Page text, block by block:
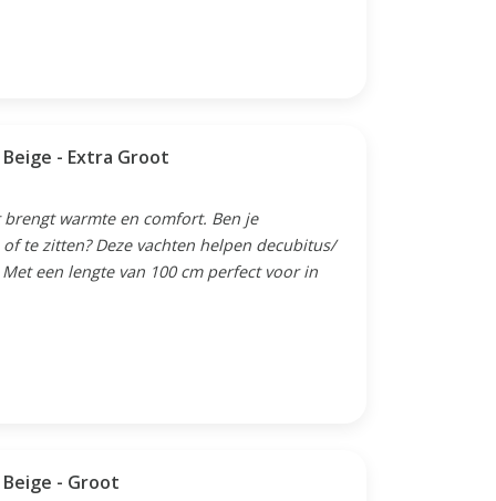
- Extra Groot
warmte en comfort. Ben je
te zitten? Deze vachten helpen decubitus/
een lengte van 100 cm perfect voor in
- Groot